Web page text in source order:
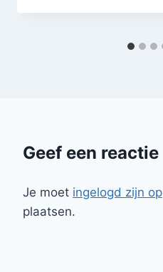
Geef een reactie
Je moet ingelogd zijn op
plaatsen.